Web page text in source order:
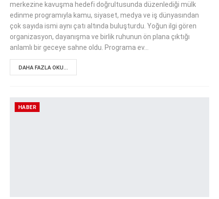
merkezine kavuşma hedefi doğrultusunda düzenlediği mülk
edinme programıyla kamu, siyaset, medya ve iş dünyasından
çok sayıda ismi aynı çatı altında buluşturdu. Yoğun ilgi gören
organizasyon, dayanışma ve birlik ruhunun ön plana çıktığı
anlamlı bir geceye sahne oldu. Programa ev…
DAHA FAZLA OKU...
HABER